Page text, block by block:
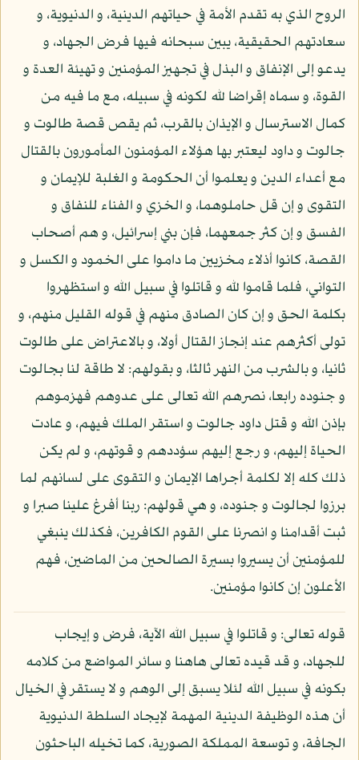
الروح الذي به تقدم الأمة في حياتهم الدينية، و الدنيوية، و
سعادتهم الحقيقية، يبين سبحانه فيها فرض الجهاد، و
يدعو إلى الإنفاق و البذل في تجهيز المؤمنين و تهيئة العدة و
القوة، و سماه إقراضا لله لكونه في سبيله، مع ما فيه من
كمال الاسترسال و الإيذان بالقرب، ثم يقص قصة طالوت و
جالوت و داود ليعتبر بها هؤلاء المؤمنون المأمورون بالقتال
مع أعداء الدين و يعلموا أن الحكومة و الغلبة للإيمان و
التقوى و إن قل حاملوهما، و الخزي و الفناء للنفاق و
الفسق و إن كثر جمعهما، فإن بني إسرائيل، و هم أصحاب
القصة، كانوا أذلاء مخزيين ما داموا على الخمود و الكسل و
التواني، فلما قاموا لله و قاتلوا في سبيل الله و استظهروا
بكلمة الحق و إن كان الصادق منهم في قوله القليل منهم، و
تولى أكثرهم عند إنجاز القتال أولا، و بالاعتراض على طالوت
ثانيا، و بالشرب من النهر ثالثا، و بقولهم: لا طاقة لنا بجالوت
و جنوده رابعا، نصرهم الله تعالى على عدوهم فهزموهم
بإذن الله و قتل داود جالوت و استقر الملك فيهم، و عادت
الحياة إليهم، و رجع إليهم سؤددهم و قوتهم، و لم يكن
ذلك كله إلا لكلمة أجراها الإيمان و التقوى على لسانهم لما
برزوا لجالوت و جنوده، و هي قولهم: ربنا أفرغ علينا صبرا و
ثبت أقدامنا و انصرنا على القوم الكافرين، فكذلك ينبغي
للمؤمنين أن يسيروا بسيرة الصالحين من الماضين، فهم
الأعلون إن كانوا مؤمنين.
قوله تعالى: و قاتلوا في سبيل الله الآية، فرض و إيجاب
للجهاد، و قد قيده تعالى هاهنا و سائر المواضع من كلامه
بكونه في سبيل الله لئلا يسبق إلى الوهم و لا يستقر في الخيال
أن هذه الوظيفة الدينية المهمة لإيجاد السلطة الدنيوية
الجافة، و توسعة المملكة الصورية، كما تخيله الباحثون